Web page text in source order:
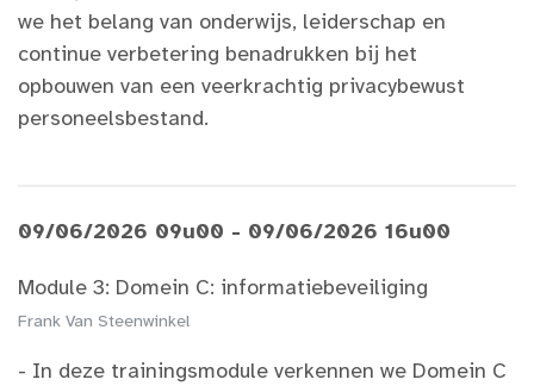
we het belang van onderwijs, leiderschap en
continue verbetering benadrukken bij het
opbouwen van een veerkrachtig privacybewust
personeelsbestand.
09/06/2026 09u00 - 09/06/2026 16u00
Module 3: Domein C: informatiebeveiliging
Frank Van Steenwinkel
- In deze trainingsmodule verkennen we Domein C